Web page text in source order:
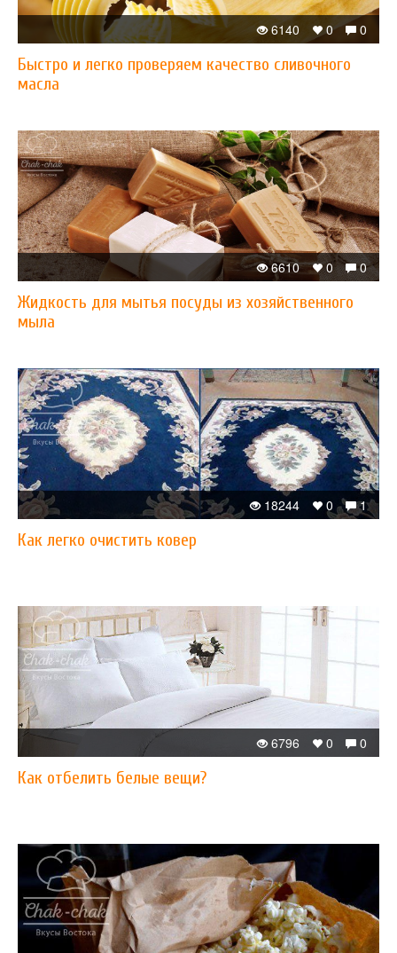
0
0
6140
Быстро и легко проверяем качество сливочного
масла
0
0
6610
Жидкость для мытья посуды из хозяйственного
мыла
1
0
18244
Как легко очистить ковер
0
0
6796
Как отбелить белые вещи?